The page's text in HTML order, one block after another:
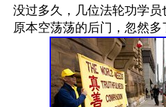
没过多久，几位法轮功学员